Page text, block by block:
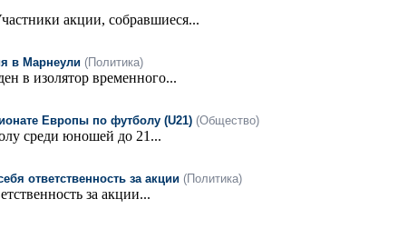
акции, собравшиеся...
в Марнеули (Политика)
в изолятор временного...
Европы по футболу (U21) (Общество)
среди юношей до 21...
ответственность за акции (Политика)
за акции...